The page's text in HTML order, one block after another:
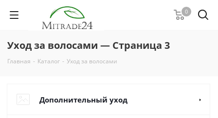
0
Уход за волосами — Страница 3
Главная - Каталог - Уход за волосами
Дополнительный уход